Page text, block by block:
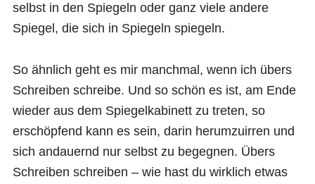
selbst in den Spiegeln oder ganz viele andere
Spiegel, die sich in Spiegeln spiegeln.
So ähnlich geht es mir manchmal, wenn ich übers
Schreiben schreibe. Und so schön es ist, am Ende
wieder aus dem Spiegelkabinett zu treten, so
erschöpfend kann es sein, darin herumzuirren und
sich andauernd nur selbst zu begegnen. Übers
Schreiben schreiben – wie hast du wirklich etwas